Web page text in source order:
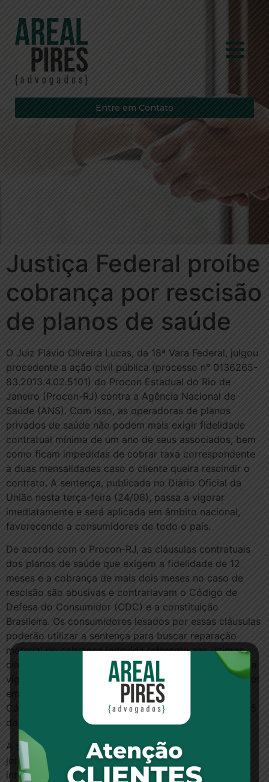
Entre em Contato
Justiça Federal proíbe
cobrança por rescisão
de planos de saúde
O Juiz Flávio Oliveira Lucas, da 18ª Vara Federal, julgou
procedente a ação civil pública (processo n° 0136265-
83.2013.4.02.5101) do Procon Estadual do Rio de
Janeiro (Procon-RJ) contra a Agência Nacional de
Saúde (ANS). Com isso, as operadoras de planos
privados de saúde não podem mais exigir fidelidade
contratual mínima de um ano de seus associados, bem
como ficam impedidas de cobrar taxa correspondente
a duas mensalidades caso o cliente queira rescindir o
contrato. A sentença, publicada no Diário Oficial da
União nesta terça-feira (24/06), passa a vigorar
imediatamente e será aplicada em âmbito nacional,
favorecendo a consumidores de todo o país.
De acordo com o Procon-RJ, as cláusulas contratuais
dos planos de saúde que exigem a fidelidade de 12
meses e a cobrança de mais dois meses no caso de
rescisão são abusivas e contrariavam o Código de
Defesa do Consumidor (CDC) e a constituição
Brasileira. Os consumidores lesados por essas cláusulas
poderão utilizar a sentença para buscar reparação
material de cobrança indevida referente aos últimos
cinco anos, desde a data em que a RN n° 195 passou a
vigorar: julho de 2009. O valor da reparação deverá ser
em dobro com base no art. 42, parágrafo único, do
Código de Defesa do Consumidor (CDC) e no art. 205
do Código Civil.
A sentença também obriga a ANS a publicar em dois
jornais de grande circulação, em quatro dias
intercalados, comunicado informando aos